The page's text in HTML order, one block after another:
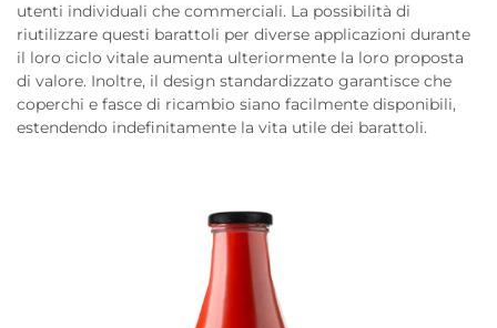
utenti individuali che commerciali. La possibilità di
riutilizzare questi barattoli per diverse applicazioni durante
il loro ciclo vitale aumenta ulteriormente la loro proposta
di valore. Inoltre, il design standardizzato garantisce che
coperchi e fasce di ricambio siano facilmente disponibili,
estendendo indefinitamente la vita utile dei barattoli.